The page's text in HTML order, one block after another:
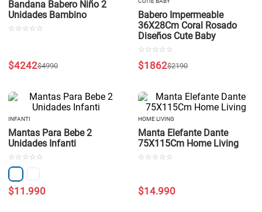
Bandana Babero Niño 2
Unidades Bambino
☆ ☆ ☆ ☆ ☆
$4990
$4242
Babero Impermeable
36X28Cm Coral Rosado
Diseños Cute Baby
☆ ☆ ☆ ☆ ☆
$2190
$1862
INFANTI
Mantas Para Bebe 2
Unidades Infanti
☆ ☆ ☆ ☆ ☆
$11 .990
HOME LIVING
Manta Elefante Dante
75X115Cm Home Living
☆ ☆ ☆ ☆ ☆
$14.990